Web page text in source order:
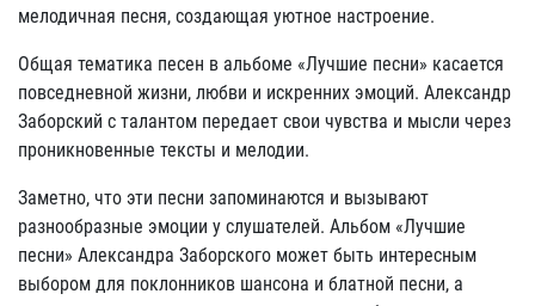
мелодичная песня, создающая уютное настроение.
Общая тематика песен в альбоме «Лучшие песни» касается
повседневной жизни, любви и искренних эмоций. Александр
Заборский с талантом передает свои чувства и мысли через
проникновенные тексты и мелодии.
Заметно, что эти песни запоминаются и вызывают
разнообразные эмоции у слушателей. Альбом «Лучшие
песни» Александра Заборского может быть интересным
выбором для поклонников шансона и блатной песни, а